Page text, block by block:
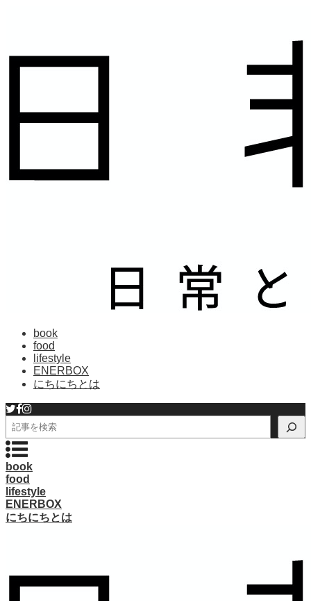
book
food
lifestyle
ENERBOX
にちにちとは
検
索
book
food
lifestyle
ENERBOX
にちにちとは